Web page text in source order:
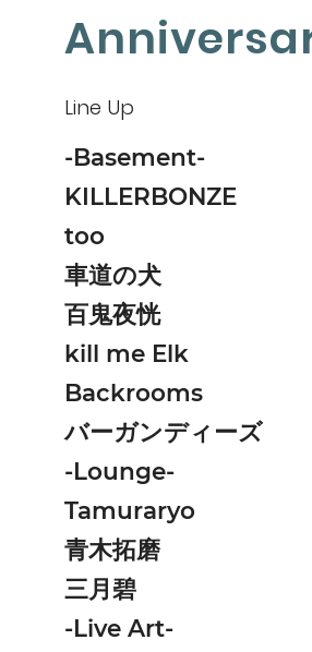
Line Up
-Basement-
KILLERBONZE
too
車道の犬
百鬼夜恍
kill me Elk
Backrooms
バーガンディーズ
-Lounge-
Tamuraryo
青木拓磨
三月碧
-Live Art-